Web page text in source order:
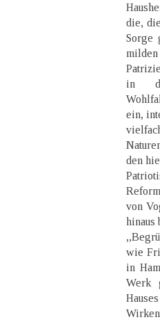
die,
Sorge
in
ein,
den
von
hinaus
wie
in
Werk